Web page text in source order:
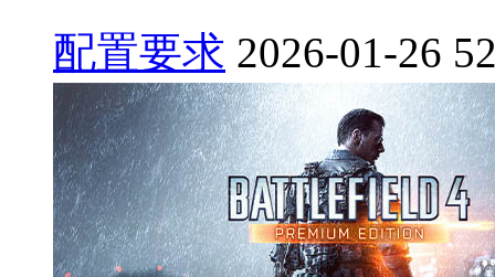
配置要求 2026-01-26